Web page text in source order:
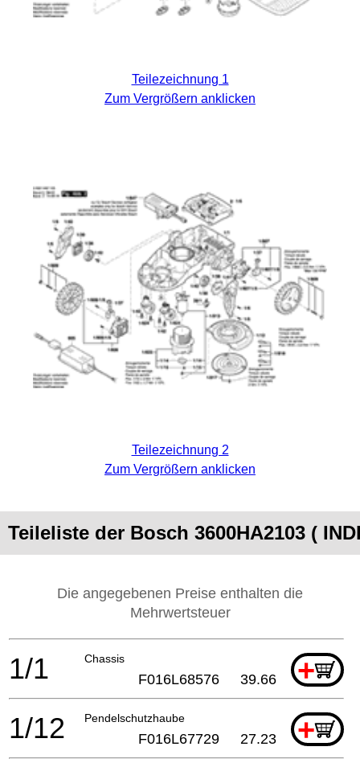
Teilezeichnung 1
Zum Vergrößern anklicken
Teilezeichnung 2
Zum Vergrößern anklicken
Teileliste der Bosch 3600HA2103 (
Die angegebenen Preise enthalten die
Mehrwertsteuer
Chassis +
1/1 F016L68576 39.66
Pendelschutzhaube +
1/12 F016L67729 27.23